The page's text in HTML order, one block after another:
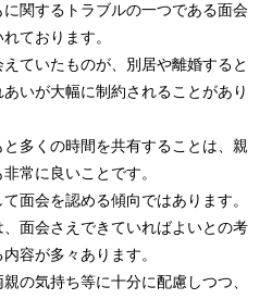
関するトラブルの一つである面会
ております。
ていたものが、別居や離婚すると
いが大幅に制約されることがあり
多くの時間を共有することは、親
常に良いことです。
面会を認める傾向ではあります。
面会さえできていればよいとの考
容が多々あります。
の気持ち等に十分に配慮しつつ、